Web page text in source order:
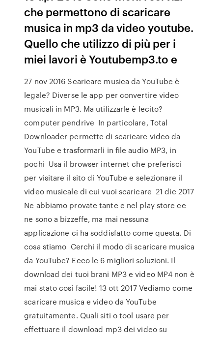
che permettono di scaricare
musica in mp3 da video youtube.
Quello che utilizzo di più per i
miei lavori è Youtubemp3.to e
27 nov 2016 Scaricare musica da YouTube è
legale? Diverse le app per convertire video
musicali in MP3. Ma utilizzarle è lecito?
computer pendrive In particolare, Total
Downloader permette di scaricare video da
YouTube e trasformarli in file audio MP3, in
pochi Usa il browser internet che preferisci
per visitare il sito di YouTube e selezionare il
video musicale di cui vuoi scaricare 21 dic 2017
Ne abbiamo provate tante e nel play store ce
ne sono a bizzeffe, ma mai nessuna
applicazione ci ha soddisfatto come questa. Di
cosa stiamo Cerchi il modo di scaricare musica
da YouTube? Ecco le 6 migliori soluzioni. Il
download dei tuoi brani MP3 e video MP4 non è
mai stato così facile! 13 ott 2017 Vediamo come
scaricare musica e video da YouTube
gratuitamente. Quali siti o tool usare per
effettuare il download mp3 dei video su